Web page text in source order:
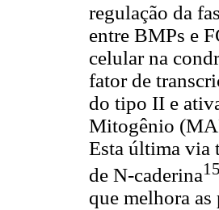
regulação da
entre BMPs e
celular na
fator de
do tipo II e
Mitogênio
Esta última via
de N-caderina15
que melhora